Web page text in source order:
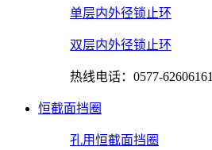
单层内外径锁止环
双层内外径锁止环
热线电话：0577-62606161
恒截面挡圈
孔用恒截面挡圈